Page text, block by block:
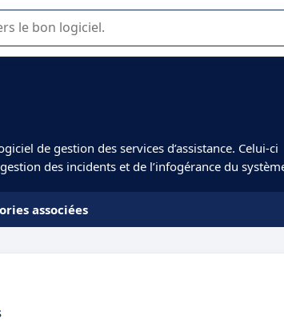
de logiciel SaaS en entreprise.
de gestion des services d’assistance. Celui-ci
des incidents et de l’infogérance du
associées